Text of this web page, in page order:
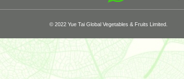
© 2022 Yue Tai Global Vegetables & Fruits Limited.